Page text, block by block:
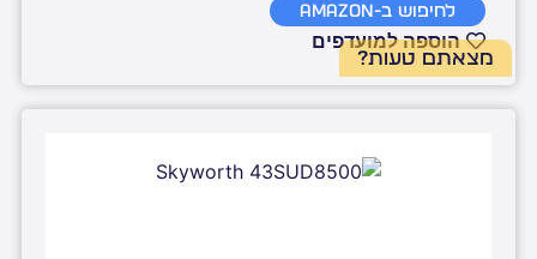
מצאתם טעות?
לחיפוש ב-Amazon
הוספה למועדפים